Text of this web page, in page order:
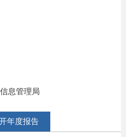
息管理局
年度报告